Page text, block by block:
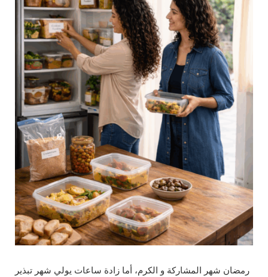
رمضان شهر المشاركة و الكرم، أما زادة ساعات يولي شهر تبذير